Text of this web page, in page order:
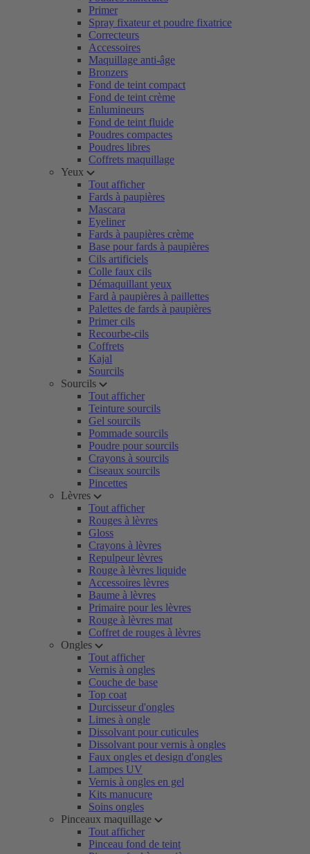
Primer
Spray fixateur et poudre fixatrice
Correcteurs
Accessoires
Maquillage anti-âge
Bronzers
Fond de teint compact
Fond de teint crème
Enlumineurs
Fond de teint fluide
Poudres compactes
Poudres libres
Coffrets maquillage
Yeux
Tout afficher
Fards à paupières
Mascara
Eyeliner
Fards à paupières crème
Base pour fards à paupières
Cils artificiels
Colle faux cils
Démaquillant yeux
Fard à paupières à paillettes
Palettes de fards à paupières
Primer cils
Recourbe-cils
Coffrets
Kajal
Sourcils
Sourcils
Tout afficher
Teinture sourcils
Gel sourcils
Pommade sourcils
Poudre pour sourcils
Crayons à sourcils
Ciseaux sourcils
Pincettes
Lèvres
Tout afficher
Rouges à lèvres
Gloss
Crayons à lèvres
Repulpeur lèvres
Rouge à lèvres liquide
Accessoires lèvres
Baume à lèvres
Primaire pour les lèvres
Rouge à lèvres mat
Coffret de rouges à lèvres
Ongles
Tout afficher
Vernis à ongles
Couche de base
Top coat
Durcisseur d'ongles
Limes à ongle
Dissolvant pour cuticules
Dissolvant pour vernis à ongles
Faux ongles et design d'ongles
Lampes UV
Vernis à ongles en gel
Kits manucure
Soins ongles
Pinceaux maquillage
Tout afficher
Pinceau fond de teint